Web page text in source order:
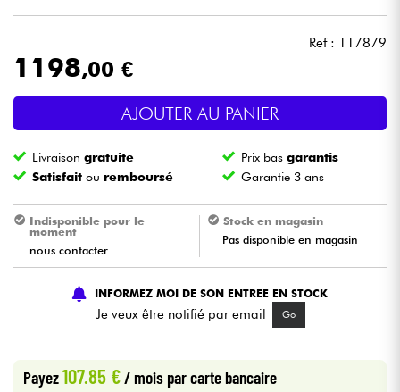
Eclairage
Violons & Quatuor
Eveil Musical
HiFi
Ref : 117879
1198,00 €
AJOUTER AU PANIER
Livraisongratuite Prix basgarantis
Satisfait ou remboursé Garantie 3 ans
Indisponible pour le
moment
nous contacter
Stock en magasin
Pas disponible en magasin
INFORMEZ MOI DE SON ENTREE EN STOCK
Je veux être notifié par email Go
Payez107.85 €/ mois par carte bancaire